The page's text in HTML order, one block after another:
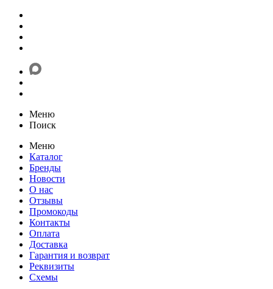
Меню
Поиск
Меню
Каталог
Бренды
Новости
О нас
Отзывы
Промокоды
Контакты
Оплата
Доставка
Гарантия и возврат
Реквизиты
Схемы